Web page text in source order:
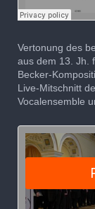
Vertonung des
aus dem 13. Jh.
Becker-
Live-Mitschnitt
Vocalensemble